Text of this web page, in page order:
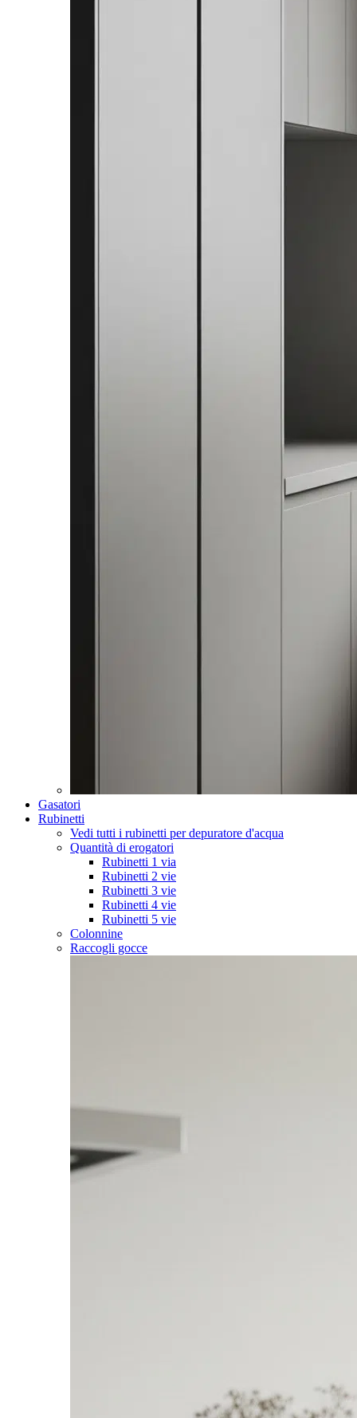
Gasatori
Rubinetti
Vedi tutti i rubinetti per depuratore d'acqua
Quantità di erogatori
Rubinetti 1 via
Rubinetti 2 vie
Rubinetti 3 vie
Rubinetti 4 vie
Rubinetti 5 vie
Colonnine
Raccogli gocce